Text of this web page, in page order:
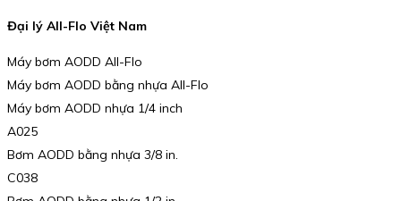
Đại lý All-Flo Việt Nam
Máy bơm AODD All-Flo
Máy bơm AODD bằng nhựa All-Flo
Máy bơm AODD nhựa 1/4 inch
A025
Bơm AODD bằng nhựa 3/8 in.
C038